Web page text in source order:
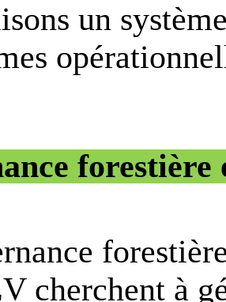
un
cherchent à